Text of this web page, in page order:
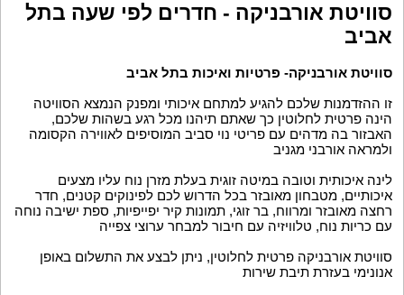
סוויטת אורבניקה - חדרים לפי שעה בתל
אביב
סוויטת אורבניקה- פרטיות ואיכות בתל אביב
זו ההזדמנות שלכם להגיע למתחם איכותי ומפנק הנמצא הסוויטה
הינה פרטית לחלוטין כך שאתם תיהנו מכל רגע בשהות שלכם,
האבזור בה מדהים עם פריטי נוי סביב המוסיפים לאווירה הקסומה
ולמראה אורבני מגניב
לינה איכותית וטובה במיטה זוגית בעלת מזרן נוח עליו מצעים
איכותיים, מטבחון מאובזר בכל הדרוש לכם לפינוקים קטנים, חדר
רחצה מאובזר ומרווח, בר זוגי, תמונות קיר יפייפיות, ספת ישיבה נוחה
עם כריות נוח, טלוויזיה עם חיבור למבחר ערוצי צפייה
סוויטת אורבניקה פרטית לחלוטין, ניתן לבצע את התשלום באופן
אנונימי בעזרת תיבת שירות